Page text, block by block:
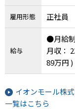
千葉県
川県、
県、三
奈良県
島県、
県、宮崎
雇用形態 正社員
給与
●月給制
月収：
89万円 )
イオンモール株
一覧はこちら